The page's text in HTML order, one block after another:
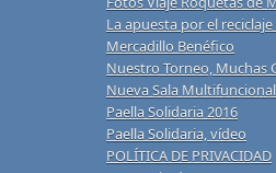
La apuesta por el
Mercadillo Benéfico
Nuestro Torneo, Muchas
Nueva Sala Multifuncional
Paella Solidaria 2016
Paella Solidaria, vídeo
POLÍTICA DE PRIVACIDAD